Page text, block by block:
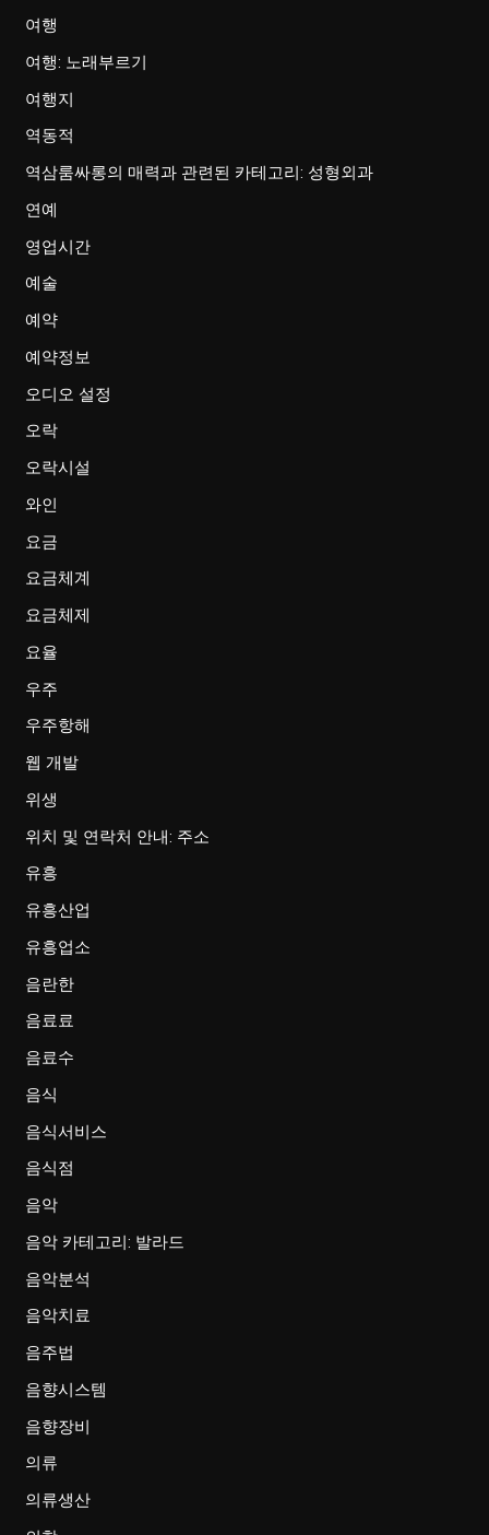
여행
여행: 노래부르기
여행지
역동적
역삼룸싸롱의 매력과 관련된 카테고리: 성형외과
연예
영업시간
예술
예약
예약정보
오디오 설정
오락
오락시설
와인
요금
요금체계
요금체제
요율
우주
우주항해
웹 개발
위생
위치 및 연락처 안내: 주소
유흥
유흥산업
유흥업소
음란한
음료료
음료수
음식
음식서비스
음식점
음악
음악 카테고리: 발라드
음악분석
음악치료
음주법
음향시스템
음향장비
의류
의류생산